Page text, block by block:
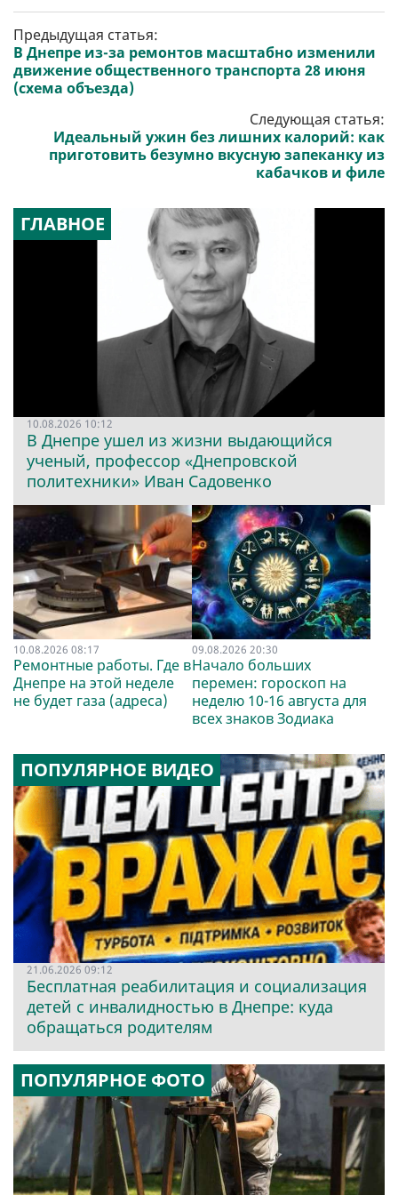
Предыдущая статья:
В Днепре из-за ремонтов масштабно изменили
движение общественного транспорта 28 июня
(схема объезда)
Следующая статья:
Идеальный ужин без лишних калорий: как
приготовить безумно вкусную запеканку из
кабачков и филе
ГЛАВНОЕ
10.08.2026 10:12
В Днепре ушел из жизни выдающийся
ученый, профессор «Днепровской
политехники» Иван Садовенко
10.08.2026 08:17
Ремонтные работы. Где в
Днепре на этой неделе
не будет газа (адреса)
09.08.2026 20:30
Начало больших
перемен: гороскоп на
неделю 10-16 августа для
всех знаков Зодиака
ПОПУЛЯРНОЕ ВИДЕО
21.06.2026 09:12
Бесплатная реабилитация и социализация
детей с инвалидностью в Днепре: куда
обращаться родителям
ПОПУЛЯРНОЕ ФОТО